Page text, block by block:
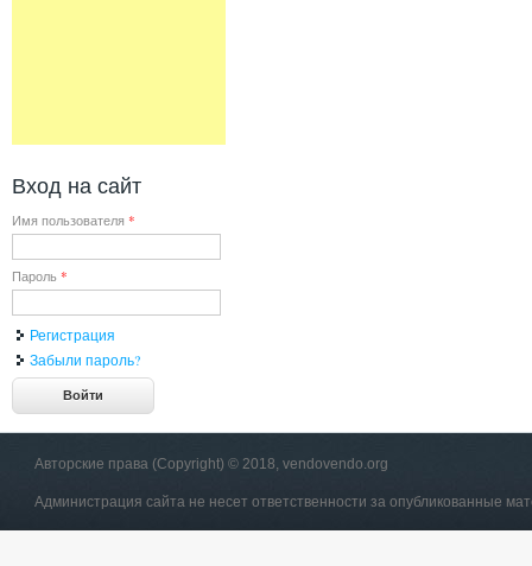
Вход на сайт
Имя пользователя *
Пароль *
Регистрация
Забыли пароль?
Авторские права (Copyright) © 2018, vendovendo.org
Администрация сайта не несет ответственности за опубликованные